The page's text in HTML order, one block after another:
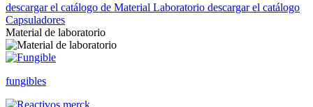
descargar el catálogo de Material Laboratorio descargar el catálogo
Capsuladores
Material de laboratorio
fungibles